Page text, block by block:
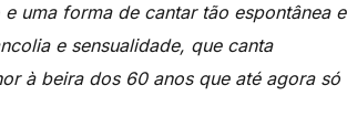
uma forma de cantar tão espontânea e
e sensualidade, que canta
à beira dos 60 anos que até agora só